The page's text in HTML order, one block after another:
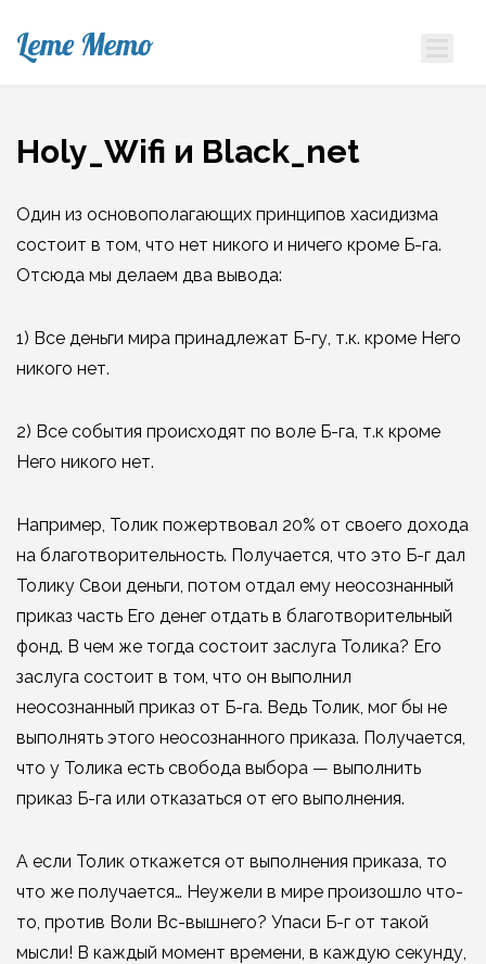
Leme Memo
Holy_Wifi и Black_net
Один из основополагающих принципов хасидизма
состоит в том, что нет никого и ничего кроме Б-га.
Отсюда мы делаем два вывода:
1) Все деньги мира принадлежат Б-гу, т.к. кроме Него
никого нет.
2) Все события происходят по воле Б-га, т.к кроме
Него никого нет.
Например, Толик пожертвовал 20% от своего дохода
на благотворительность. Получается, что это Б-г дал
Толику Свои деньги, потом отдал ему неосознанный
приказ часть Его денег отдать в благотворительный
фонд. В чем же тогда состоит заслуга Толика? Его
заслуга состоит в том, что он выполнил
неосознанный приказ от Б-га. Ведь Толик, мог бы не
выполнять этого неосознанного приказа. Получается,
что у Толика есть свобода выбора — выполнить
приказ Б-га или отказаться от его выполнения.
А если Толик откажется от выполнения приказа, то
что же получается… Неужели в мире произошло что-
то, против Воли Вс-вышнего? Упаси Б-г от такой
мысли! В каждый момент времени, в каждую секунду,